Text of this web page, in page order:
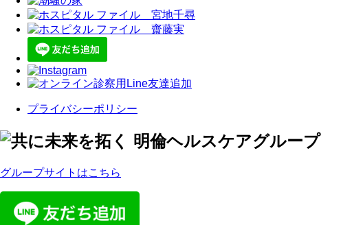
プライバシーポリシー
グループサイトはこちら